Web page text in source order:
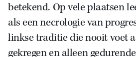
betekend. Op vele plaatsen
als een necrologie van
linkse traditie die nooit voet
gekregen en alleen